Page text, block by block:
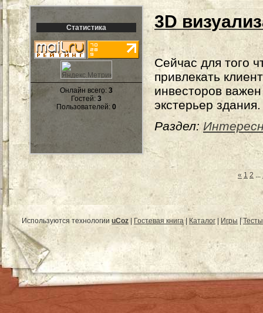
Статистика
Онлайн всего: 3
Гостей: 3
Пользователей: 0
3D
Сейчас для того
привлекать
инвесторов важен
экстерьер здания.
Раздел:
« 1 2 ...
Используются технологии uCoz Гостевая книга| Каталог Игры |Тесты